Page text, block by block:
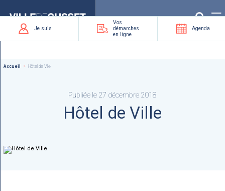
vous
Je suis
Vos
démarches
en ligne
Agenda
Accueil Hôtel de Ville
Publiée le 27 décembre 2018
Hôtel de Ville